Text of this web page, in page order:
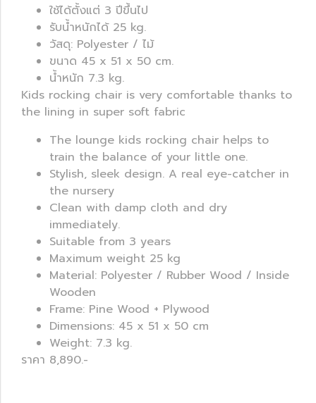
ใช้ได้ตั้งแต่ 3 ปีขึ้นไป
รับน้ำหนักได้ 25 kg.
วัสดุ: Polyester / ไม้
ขนาด 45 x 51 x 50 cm.
น้ำหนัก 7.3 kg.
Kids rocking chair is very comfortable thanks to
the lining in super soft fabric
The lounge kids rocking chair helps to
train the balance of your little one.
Stylish, sleek design. A real eye-catcher in
the nursery
Clean with damp cloth and dry
immediately.
Suitable from 3 years
Maximum weight 25 kg
Material: Polyester / Rubber Wood / Inside
Wooden
Frame: Pine Wood + Plywood
Dimensions: 45 x 51 x 50 cm
Weight: 7.3 kg.
ราคา 8,890.-